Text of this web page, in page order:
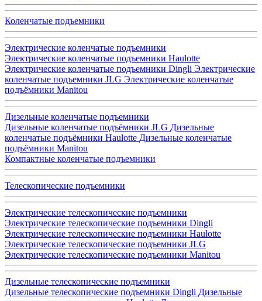
Коленчатые подъемники
Электрические коленчатые подъемники
Электрические коленчатые подъемники Haulotte
Электрические коленчатые подъемники Dingli Электрические
коленчатые подъемники JLG Электрические коленчатые
подъёмники Manitou
Дизельные коленчатые подъемники
Дизельные коленчатые подъёмники JLG Дизельные
коленчатые подъёмники Haulotte Дизельные коленчатые
подъёмники Manitou
Компактные коленчатые подъемники
Телескопические подъемники
Электрические телескопические подъемники
Электрические телескопические подъемники Dingli
Электрические телескопические подъемники Haulotte
Электрические телескопические подъемники JLG
Электрические телескопические подъемники Manitou
Дизельные телескопические подъемники
Дизельные телескопические подъемники Dingli Дизельные